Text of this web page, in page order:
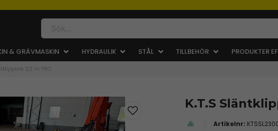
& GRÄVMASKIN HYDRAULIK STÅL TILLBEHÖR PRODUKTER
2,3 m PRO
K.T.S